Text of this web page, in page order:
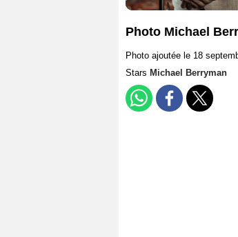
Photo Michael
Photo ajoutée le 18
Stars Michael Berryman